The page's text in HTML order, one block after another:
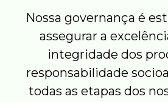
Nossa governança é
assegurar a
integridade dos
responsabilidade
todas as etapas dos